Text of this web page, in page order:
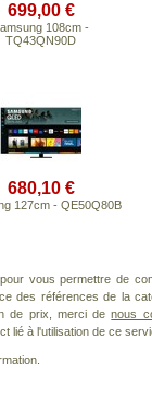
699,00 €
108cm -
TQ43QN90D
680,10 €
127cm - QE50Q80B
pour vous permettre de
des références de la
de prix, merci denous
lié à l'utilisation de ce